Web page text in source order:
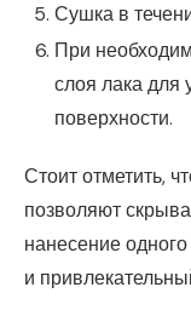
Сушка в
При
слоя лака
поверхности.
Стоит отметить,
позволяют
нанесение
и